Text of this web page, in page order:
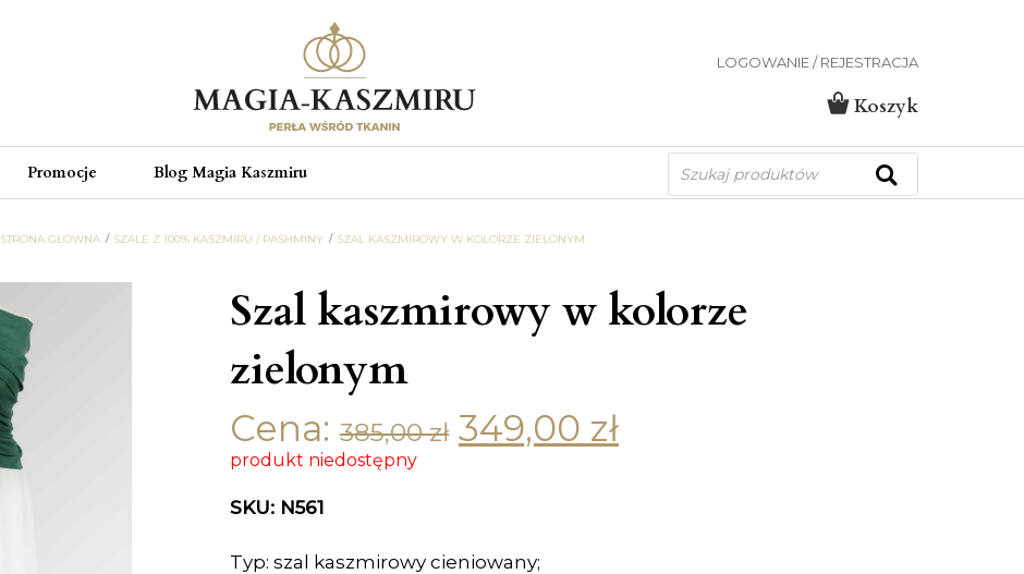
LOGOWANIE / REJESTRACJA
Koszyk
Promocje Blog Magia Kaszmiru
Wyszukiwarka
produktów
STRONA GŁÓWNA SZALE Z 100% KASZMIRU / PASHMINY SZAL KASZMIROWY W KOLORZE ZIELONYM
Szal kaszmirowy w kolorze
zielonym
Cena: 385,00zł Original price was: 385,00 zł.
349,00 zł
produkt niedostępny
SKU: N561
Typ: szal kaszmirowy cieniowany;